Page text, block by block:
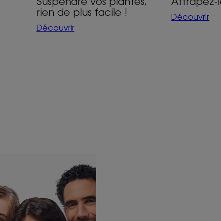
rien de plus facile !
Découvrir
Découvrir